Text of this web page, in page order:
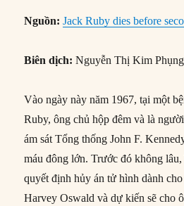
Nguồn: Jack Ruby dies before
Biên dịch: Nguyễn Thị Kim Phụng
Vào ngày này năm 1967, tại một
Ruby, ông chủ hộp đêm và là
ám sát Tổng thống John F.
máu đông lớn. Trước đó không
quyết định hủy án tử hình dành
Harvey Oswald và dự kiến sẽ cho